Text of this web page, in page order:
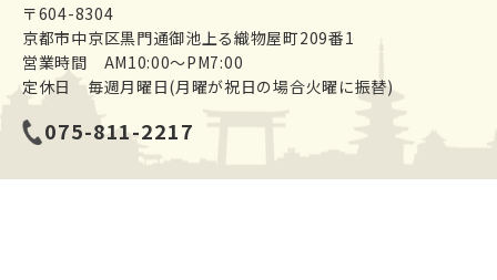
〒604-8304
京都市中京区黒門通御池上る織物屋町209番1
営業時間 AM10:00～PM7:00
定休日 毎週月曜日(月曜が祝日の場合火曜に振替)
075-811-2217